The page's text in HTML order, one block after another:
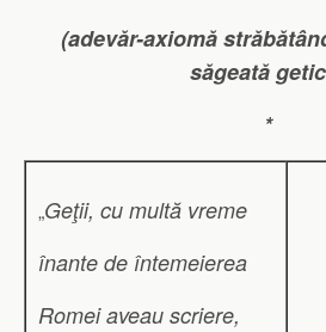
(adevăr-axiomă
săgeată
*
„Geţii, cu multă vreme
înante de întemeierea
Romei aveau scriere,